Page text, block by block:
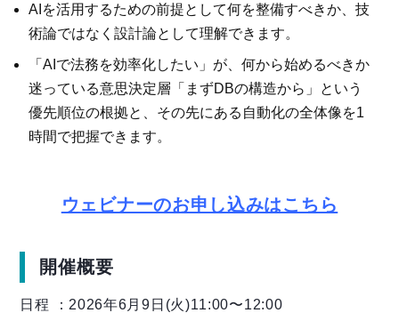
AIを活用するための前提として何を整備すべきか、技
術論ではなく設計論として理解できます。
「AIで法務を効率化したい」が、何から始めるべきか
迷っている意思決定層「まずDBの構造から」という
優先順位の根拠と、その先にある自動化の全体像を1
時間で把握できます。
ウェビナーのお申し込みはこちら
開催概要
日程 ：2026年6月9日(火)11:00〜12:00